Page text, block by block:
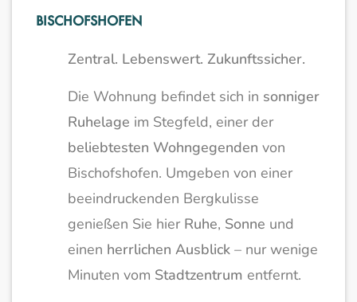
BISCHOFSHOFEN
Zentral. Lebenswert. Zukunftssicher.
Die Wohnung befindet sich in sonniger
Ruhelage im Stegfeld, einer der
beliebtesten Wohngegenden von
Bischofshofen. Umgeben von einer
beeindruckenden Bergkulisse
genießen Sie hier Ruhe, Sonne und
einen herrlichen Ausblick – nur wenige
Minuten vom Stadtzentrum entfernt.